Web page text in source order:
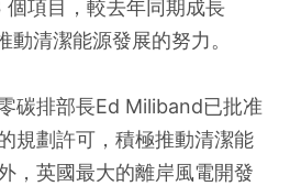
項目，較去年同期成長
清潔能源發展的努力。
碳排部長Ed Miliband已批准
規劃許可，積極推動清潔能
，英國最大的離岸風電開發